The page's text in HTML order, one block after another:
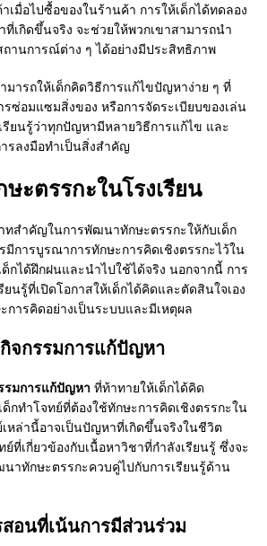
มื่อไปซื้อของในร้านค้า การให้เด็กได้ทดลอง
เกิดขึ้นจริง จะช่วยให้พวกเขาสามารถนำ
านการณ์ต่าง ๆ ได้อย่างมีประสิทธิภาพ
มารถให้เด็กคิดวิธีการแก้ไขปัญหาง่าย ๆ ที่
ซ่อมแซมสิ่งของ หรือการจัดระเบียบของเล่น
รียนรู้ว่าทุกปัญหามีหลายวิธีการแก้ไข และ
รลงมือทำเป็นสิ่งสำคัญ
ะตรรกะในโรงเรียน
ทสำคัญในการพัฒนาทักษะตรรกะให้กับเด็ก
การบูรณาการทักษะการคิดเชิงตรรกะไว้ใน
ด็กได้ฝึกฝนและนำไปใช้ได้จริง นอกจากนี้ การ
ยนรู้ที่เปิดโอกาสให้เด็กได้คิดและตัดสินใจเอง
การคิดอย่างเป็นระบบและมีเหตุผล
จกรรมการแก้ปัญหา
รมการแก้ปัญหา ที่ท้าทายให้เด็กได้คิด
ด็กทำโจทย์ที่ต้องใช้ทักษะการคิดเชิงตรรกะใน
หล่านี้อาจเป็นปัญหาที่เกิดขึ้นจริงในชีวิต
ที่เกี่ยวข้องกับเนื้อหาวิชาที่กำลังเรียนรู้ ซึ่งจะ
าทักษะตรรกะควบคู่ไปกับการเรียนรู้ด้าน
สอนที่เน้นการมีส่วนร่วม